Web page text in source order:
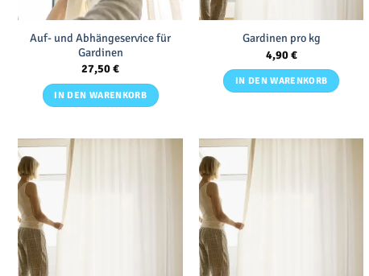
Auf- und Abhängeservice für
Gardinen
27,50€
IN DEN WARENKORB
Gardinen pro kg
4,90€
IN DEN WARENKORB